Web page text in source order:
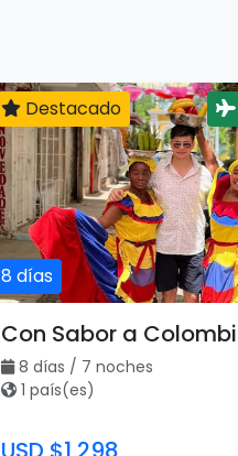
8 días
Destacado
Con Sabor a
8 días / 7 noches
1 país(es)